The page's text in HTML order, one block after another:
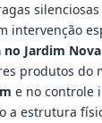
intervenção
Jardim
produtos do
e no controle
a estrutura